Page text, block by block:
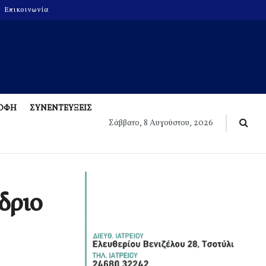
Επικοινωνία
ΣΥΝΕΝΤΕΥΞΕΙΣ
Σάββατο, 8 Αυγούστου, 2026